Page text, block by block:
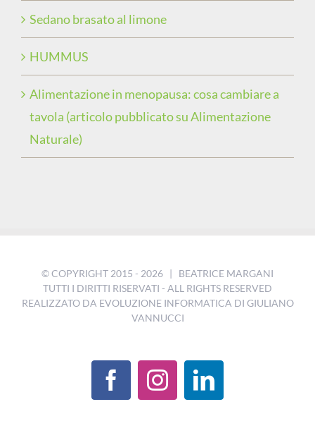
Sedano brasato al limone
HUMMUS
Alimentazione in menopausa: cosa cambiare a
tavola (articolo pubblicato su Alimentazione
Naturale)
© COPYRIGHT 2015 - 2026 | BEATRICE MARGANI
TUTTI I DIRITTI RISERVATI - ALL RIGHTS RESERVED
REALIZZATO DA EVOLUZIONE INFORMATICA DI GIULIANO
VANNUCCI